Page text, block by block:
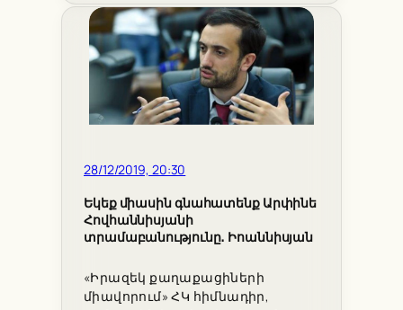
28/12/2019, 20:30
Եկեք միասին գնահատենք Արփինե
Հովհաննիսյանի
տրամաբանությունը․ Իոաննիսյան
«Իրազեկ քաղաքացիների
միավորում» ՀԿ հիմնադիր,